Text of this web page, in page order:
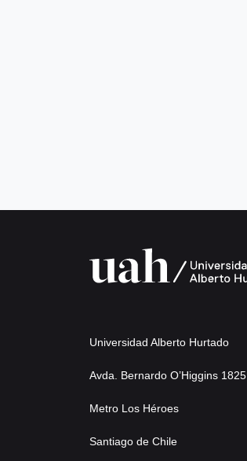
Universidad Alberto Hurtado
Avda. Bernardo O’Higgins 1825
Metro Los Héroes
Santiago de Chile